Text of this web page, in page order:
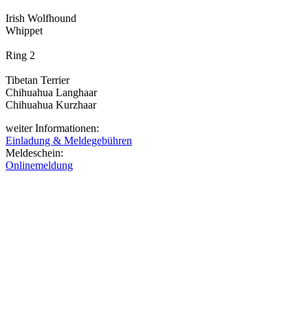
Irish Wolfhound
Whippet
Ring 2
Tibetan Terrier
Chihuahua Langhaar
Chihuahua Kurzhaar
weiter Informationen:
Einladung & Meldegebühren
Meldeschein:
Onlinemeldung